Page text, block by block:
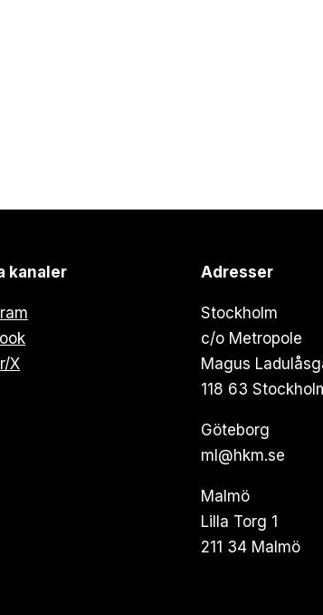
kanaler
X
Adresser
Stockholm
c/o Metropole
Magus
118 63
Göteborg
ml@hkm.se
Malmö
Lilla Torg 1
211 34 Malmö